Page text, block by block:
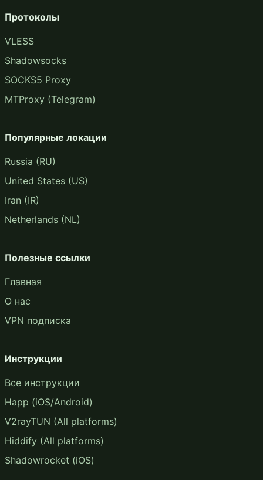
Протоколы
VLESS
Shadowsocks
SOCKS5 Proxy
MTProxy (Telegram)
Популярные локации
Russia (RU)
United States (US)
Iran (IR)
Netherlands (NL)
Полезные ссылки
Главная
О нас
VPN подписка
Инструкции
Все инструкции
Happ (iOS/Android)
V2rayTUN (All platforms)
Hiddify (All platforms)
Shadowrocket (iOS)